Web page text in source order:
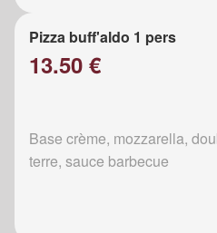
Pizza buff'aldo 1 pers
13.50 €
Base crème, mozzarella,
terre, sauce barbecue